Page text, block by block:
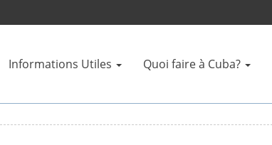
Informations Utiles Quoi faire à Cuba?